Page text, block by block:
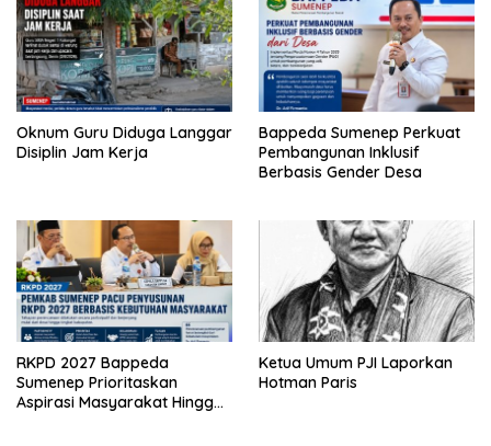
Oknum Guru Diduga Langgar
Disiplin Jam Kerja
Bappeda Sumenep Perkuat
Pembangunan Inklusif
Berbasis Gender Desa
RKPD 2027 Bappeda
Sumenep Prioritaskan
Aspirasi Masyarakat Hingga
Ketua Umum PJI Laporkan
Hotman Paris